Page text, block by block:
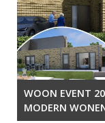
WOON EVENT
MODERN